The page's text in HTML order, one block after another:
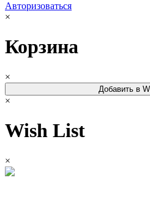
Авторизоваться
×
Корзина
×
Добавить в
×
Wish List
×